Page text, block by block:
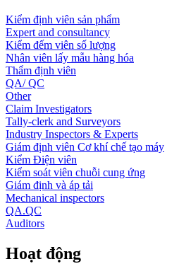
Kiểm định viên sản phẩm
Expert and consultancy
Kiểm đếm viên số lượng
Nhân viên lấy mẫu hàng hóa
Thẩm định viên
QA/ QC
Other
Claim Investigators
Tally-clerk and Surveyors
Industry Inspectors & Experts
Giám định viên Cơ khí chế tạo máy
Kiểm Điện viên
Kiểm soát viên chuỗi cung ứng
Giám định và áp tải
Mechanical inspectors
QA.QC
Auditors
Hoạt động